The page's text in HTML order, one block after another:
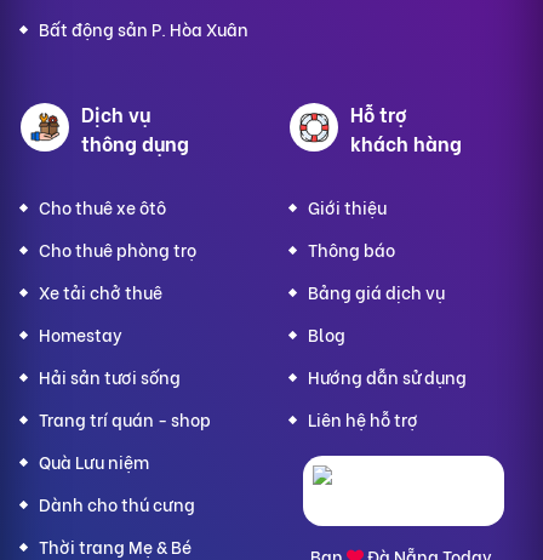
Bất động sản P. Hòa Xuân
Dịch vụ
thông dụng
Cho thuê xe ôtô
Cho thuê phòng trọ
Xe tải chở thuê
Homestay
Hải sản tươi sống
Trang trí quán - shop
Quà Lưu niệm
Dành cho thú cưng
Thời trang Mẹ & Bé
Hỗ trợ
khách hàng
Giới thiệu
Thông báo
Bảng giá dịch vụ
Blog
Hướng dẫn sử dụng
Liên hệ hỗ trợ